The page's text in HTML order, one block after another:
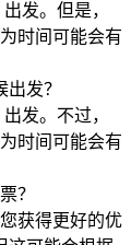
发。但是，
时间可能会有
发？
发。不过，
时间可能会有
？
获得更好的优